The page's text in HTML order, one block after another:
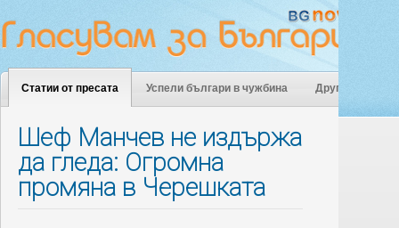
Статии от пресата Успели българи в чужбина Други
Шеф Манчев не издържа
да гледа: Огромна
промяна в Черешката